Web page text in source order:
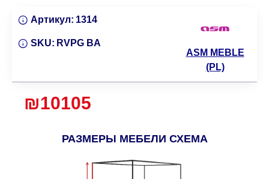
РАЗМЕРЫ МЕБЕЛИ СХЕМА
₪10105
Артикул: 1314
SKU: RVPG BA
ASM MEBLE
(PL)